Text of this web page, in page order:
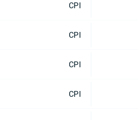
CPI
CPI
CPI
CPI